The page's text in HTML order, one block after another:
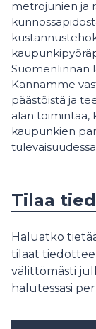
metrojunien ja
Suomenlinnan
Kannamme
päästöistä ja
alan toimintaa,
kaupunkien
Tilaa
Haluatko
tilaat
välittömästi
halutessasi